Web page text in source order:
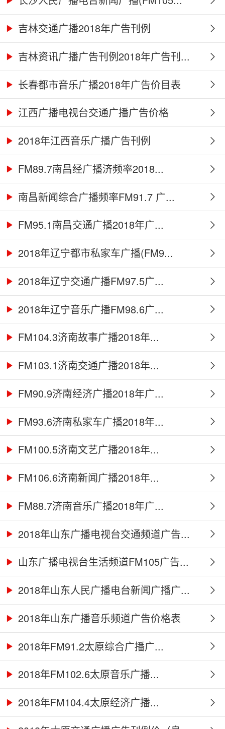
吉林交通广播2018年广告刊例
吉林资讯广播广告刊例2018年广告刊...
长春都市音乐广播2018年广告价目表
江西广播电视台交通广播广告价格
2018年江西音乐广播广告刊例
FM89.7南昌经广播济频率2018...
南昌新闻综合广播频率FM91.7 广...
FM95.1南昌交通广播2018年广...
2018年辽宁都市私家车广播(FM9...
2018年辽宁交通广播FM97.5广...
2018年辽宁音乐广播FM98.6广...
FM104.3济南故事广播2018年...
FM103.1济南交通广播2018年...
FM90.9济南经济广播2018年广...
FM93.6济南私家车广播2018年...
FM100.5济南文艺广播2018年...
FM106.6济南新闻广播2018年...
FM88.7济南音乐广播2018年广...
2018年山东广播电视台交通频道广告...
山东广播电视台生活频道FM105广告...
2018年山东人民广播电台新闻广播广...
2018年山东广播音乐频道广告价格表
2018年FM91.2太原综合广播广...
2018年FM102.6太原音乐广播...
2018年FM104.4太原经济广播...